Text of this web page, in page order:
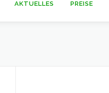
AKTUELLES PREISE